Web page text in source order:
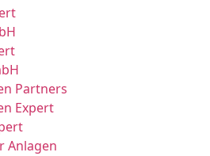
Partners
Expert
Anlagen